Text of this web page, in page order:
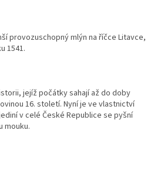
provozuschopný mlýn na říčce Litavce,
1541.
jejíž počátky sahají až do doby
16. století. Nyní je ve vlastnictví
v celé České Republice se pyšní
mouku.